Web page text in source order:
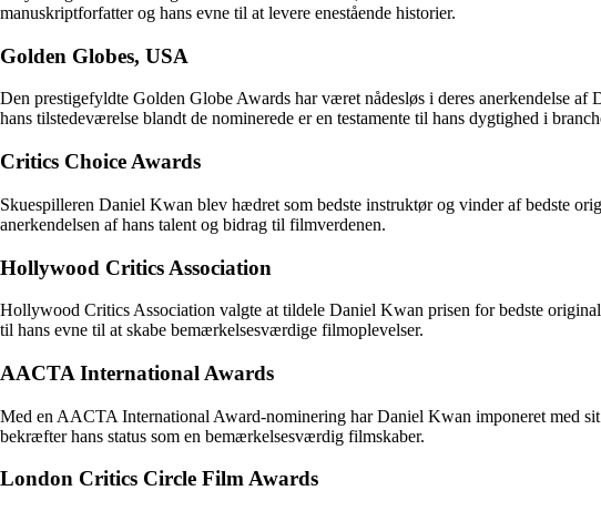
manuskriptforfatter og hans evne til at levere enestående historier.
Golden Globes, USA
Den prestigefyldte Golden Globe Awards har været nådesløs i deres anerkendelse
hans tilstedeværelse blandt de nominerede er en testamente til hans dygtighed i
Critics Choice Awards
Skuespilleren Daniel Kwan blev hædret som bedste instruktør og vinder af bedste
anerkendelsen af hans talent og bidrag til filmverdenen.
Hollywood Critics Association
Hollywood Critics Association valgte at tildele Daniel Kwan prisen for bedste
til hans evne til at skabe bemærkelsesværdige filmoplevelser.
AACTA International Awards
Med en AACTA International Award-nominering har Daniel Kwan imponeret med
bekræfter hans status som en bemærkelsesværdig filmskaber.
London Critics Circle Film Awards